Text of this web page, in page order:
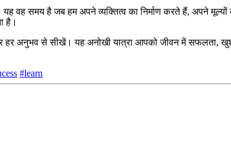
यह वह समय है जब हम अपने व्यक्तित्व का निर्माण करते हैं, अपने
है।
हर अनुभव से सीखें। यह अनोखी यात्रा आपको जीवन में सफलता,
#learn